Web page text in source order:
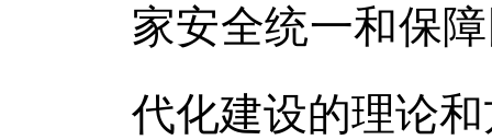
家安全统一和保
代化建设的理论